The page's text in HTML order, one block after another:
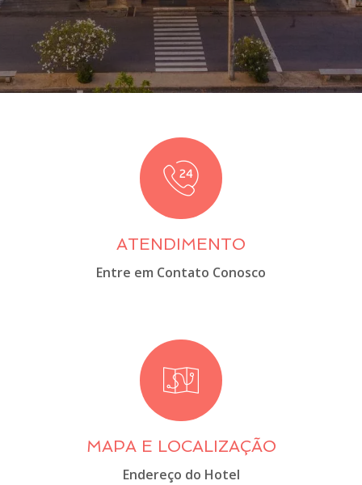
ATENDIMENTO
Entre em Contato Conosco
MAPA E LOCALIZAÇÃO
Endereço do Hotel